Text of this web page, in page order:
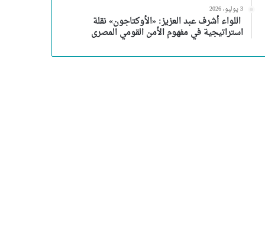
3 يوليو، 2026
اللواء أشرف عبد العزيز: «الأوكتاجون» نقلة
استراتيجية في مفهوم الأمن القومي المصرى